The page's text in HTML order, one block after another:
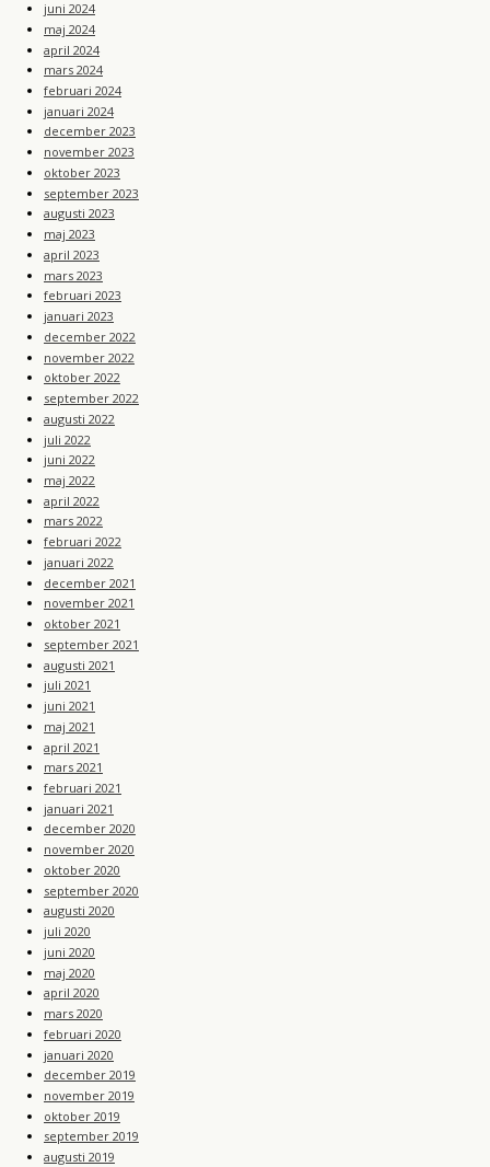
juni 2024
maj 2024
april 2024
mars 2024
februari 2024
januari 2024
december 2023
november 2023
oktober 2023
september 2023
augusti 2023
maj 2023
april 2023
mars 2023
februari 2023
januari 2023
december 2022
november 2022
oktober 2022
september 2022
augusti 2022
juli 2022
juni 2022
maj 2022
april 2022
mars 2022
februari 2022
januari 2022
december 2021
november 2021
oktober 2021
september 2021
augusti 2021
juli 2021
juni 2021
maj 2021
april 2021
mars 2021
februari 2021
januari 2021
december 2020
november 2020
oktober 2020
september 2020
augusti 2020
juli 2020
juni 2020
maj 2020
april 2020
mars 2020
februari 2020
januari 2020
december 2019
november 2019
oktober 2019
september 2019
augusti 2019